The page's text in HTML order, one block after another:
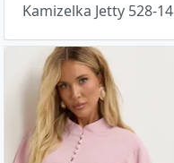
Kamizelka Jetty 528-14